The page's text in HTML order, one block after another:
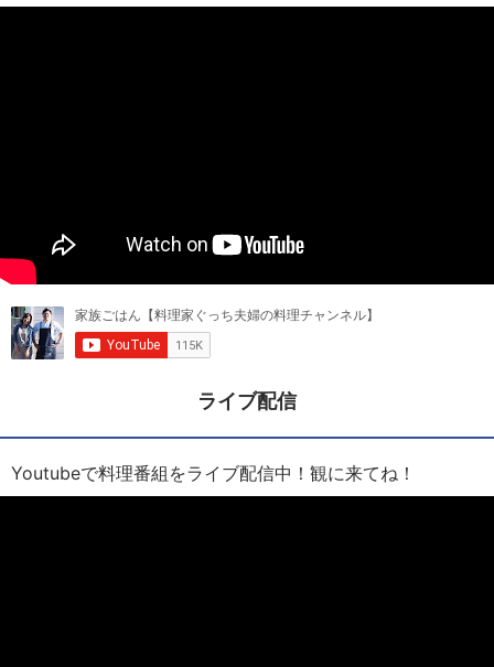
ライブ配信
Youtubeで料理番組をライブ配信中！観に来てね！